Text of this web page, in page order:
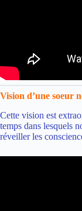
Vision d’une soeur
Cette vision est
temps dans lesquels
réveiller les